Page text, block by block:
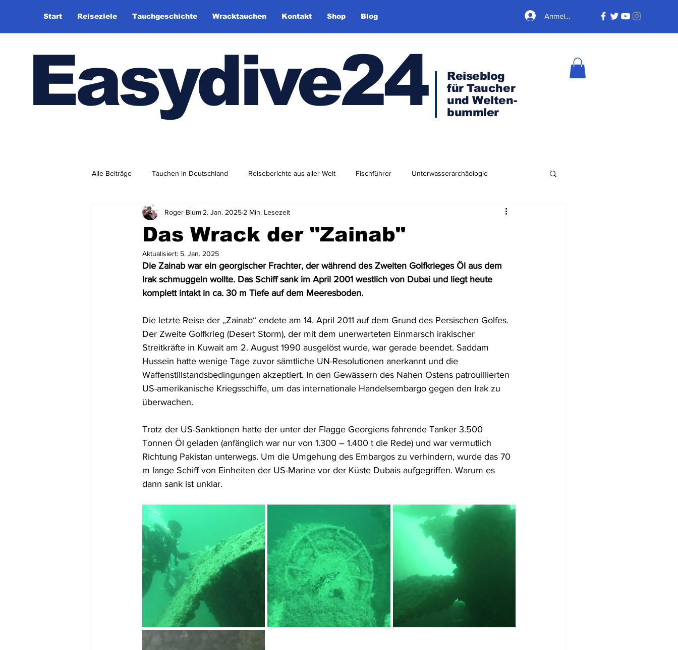
Start Reiseziele Tauchgeschichte Wracktauchen Kontakt Shop Blog Anmelden
Easydive24
Reiseblog
für Taucher
und Welten-
bummler
Alle Beiträge Tauchen in Deutschland Reiseberichte aus aller Welt Fischführer Unterwasserarchäologie
Tauchhistorie TauchsportklubAdlershof Arktis & Antarktis
Mittel- und Südamerika Asien
Dominikanische Republik Schatztauchen Mexiko Kolumbien
St. Lucia Dominica Schottland Jordanien Griechenland Vereinigte Arabische Emirate
Das Wrack der "Zainab"
Roger Blum 2. Jan. 2025 2 Min. Lesezeit
Aktualisiert: 5. Jan. 2025
Die Zainab war ein georgischer Frachter, der während des Zweiten Golfkrieges Öl aus dem
Irak schmuggeln wollte. Das Schiff sank im April 2001 westlich von Dubai und liegt heute
komplett intakt in ca. 30 m Tiefe auf dem Meeresboden.
Die letzte Reise der „Zainab“ endete am 14. April 2011 auf dem Grund des Persischen Golfes.
Der Zweite Golfkrieg (Desert Storm), der mit dem unerwarteten Einmarsch irakischer
Streitkräfte in Kuwait am 2. August 1990 ausgelöst wurde, war gerade beendet. Saddam
Hussein hatte wenige Tage zuvor sämtliche UN-Resolutionen anerkannt und die
Waffenstillstandsbedingungen akzeptiert. In den Gewässern des Nahen Ostens patrouillierten
US-amerikanische Kriegsschiffe, um das internationale Handelsembargo gegen den Irak zu
überwachen.
Trotz der US-Sanktionen hatte der unter der Flagge Georgiens fahrende Tanker 3.500
Tonnen Öl geladen (anfänglich war nur von 1.300 – 1.400 t die Rede) und war vermutlich
Richtung Pakistan unterwegs. Um die Umgehung des Embargos zu verhindern, wurde das 70
m lange Schiff von Einheiten der US-Marine vor der Küste Dubais aufgegriffen. Warum es
dann sank ist unklar.